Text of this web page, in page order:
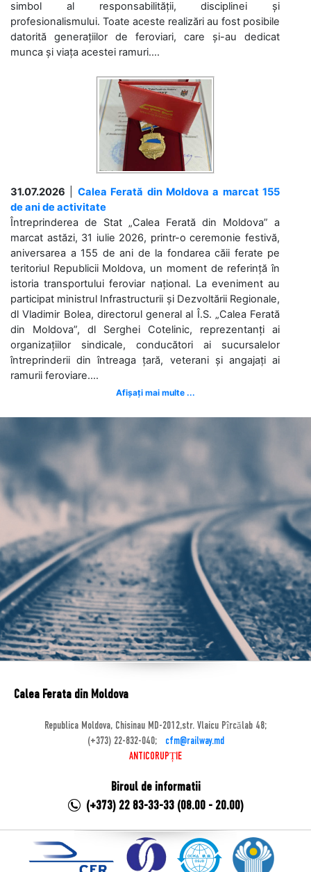
simbol al responsabilității, disciplinei și
profesionalismului. Toate aceste realizări au fost posibile
datorită generațiilor de feroviari, care și-au dedicat
munca și viața acestei ramuri....
31.07.2026
Calea Ferată din Moldova a marcat 155
de ani de activitate
Întreprinderea de Stat „Calea Ferată din Moldova” a
marcat astăzi, 31 iulie 2026, printr-o ceremonie festivă,
aniversarea a 155 de ani de la fondarea căii ferate pe
teritoriul Republicii Moldova, un moment de referință în
istoria transportului feroviar național. La eveniment au
participat ministrul Infrastructurii și Dezvoltării Regionale,
dl Vladimir Bolea, directorul general al Î.S. „Calea Ferată
din Moldova”, dl Serghei Cotelinic, reprezentanți ai
organizațiilor sindicale, conducători ai sucursalelor
întreprinderii din întreaga țară, veterani și angajați ai
ramurii feroviare....
Afișați mai multe ...
Calea Ferata din Moldova
Republica Moldova, Chisinau MD-2012,str. Vlaicu Pîrcălab 48;
(+373) 22-832-040;
cfm@railway.md
ANTICORUPȚIE
Biroul de informatii
(+373) 22 83-33-33 (08.00 - 20.00)